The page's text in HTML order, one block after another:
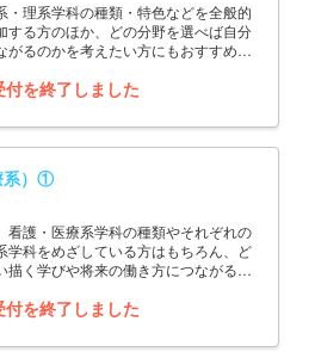
・理系学科の種類・特色などを全般的
する方のほか、どの分野を選べば自分
がるのかを考えたい方にもおすすめの
付を終了しました
系）①
看護・医療系学科の種類やそれぞれの
学科をめざしている方はもちろん、ど
描く学びや将来の働き方につながるの
付を終了しました